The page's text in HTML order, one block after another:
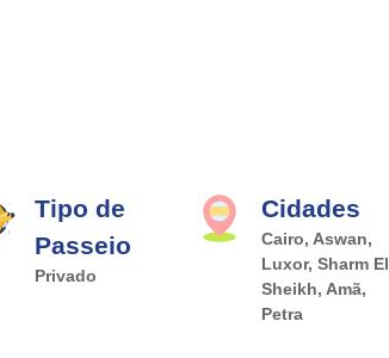
Tipo de
Passeio
Privado
Cidades
Cairo, Aswan,
Luxor, Sharm El
Sheikh, Amã,
Petra